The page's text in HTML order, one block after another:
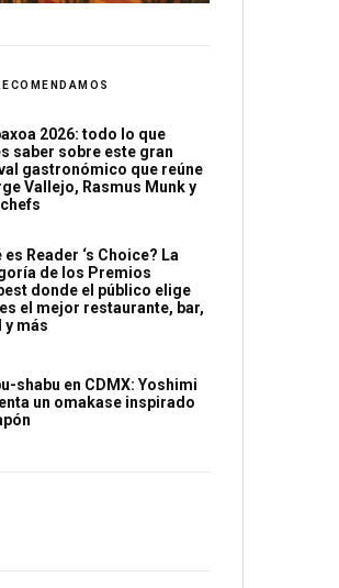
2026: todo lo que
saber sobre este gran
gastronómico que reúne
Vallejo, Rasmus Munk y
es Reader ‘s Choice? La
de los Premios
donde el público elige
el mejor restaurante, bar,
y más
shabu en CDMX: Yoshimi
un omakase inspirado